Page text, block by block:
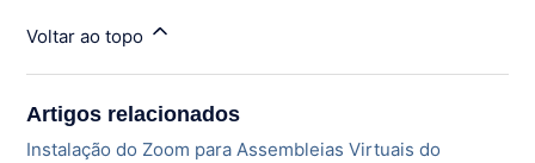
Voltar ao topo
Artigos relacionados
Instalação do Zoom para Assembleias Virtuais do